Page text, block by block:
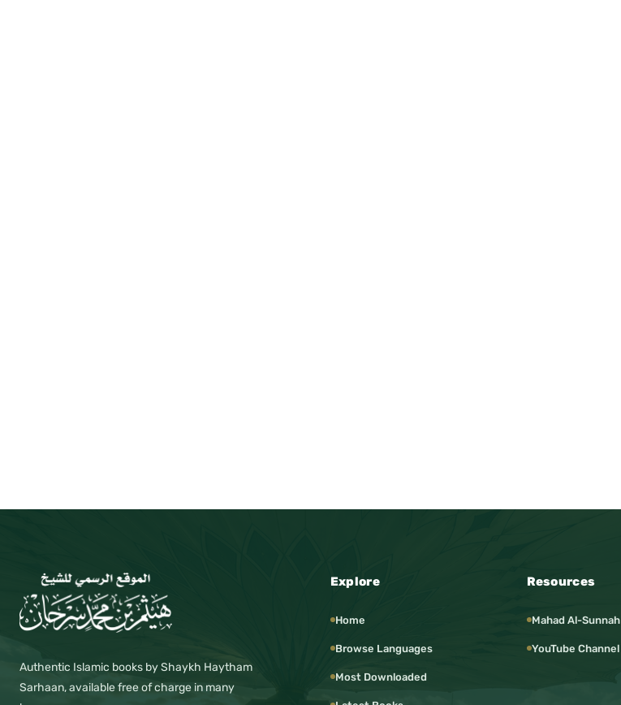
Authentic Islamic books by Shaykh Haytham
Sarhaan, available free of charge in many
Explore
Home
Browse Languages
Most Downloaded
Resources
Mahad Al-Sunnah
YouTube Channel